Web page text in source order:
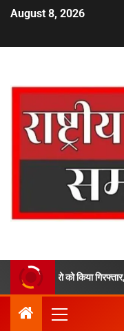
August 8, 2026
किया गिरफ्तार, पुलिस ने